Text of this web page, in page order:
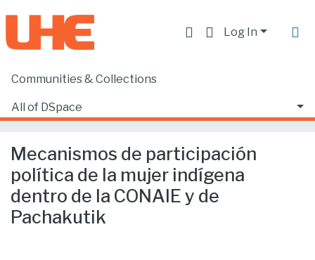
Log In
Communities & Collections
All of DSpace
Home
Facultad de Derecho
Mecanismos de participación política de la mujer indígena dentro de la CONAIE y de Pachakutik
Mecanismos de participación
política de la mujer indígena
dentro de la CONAIE y de
Pachakutik